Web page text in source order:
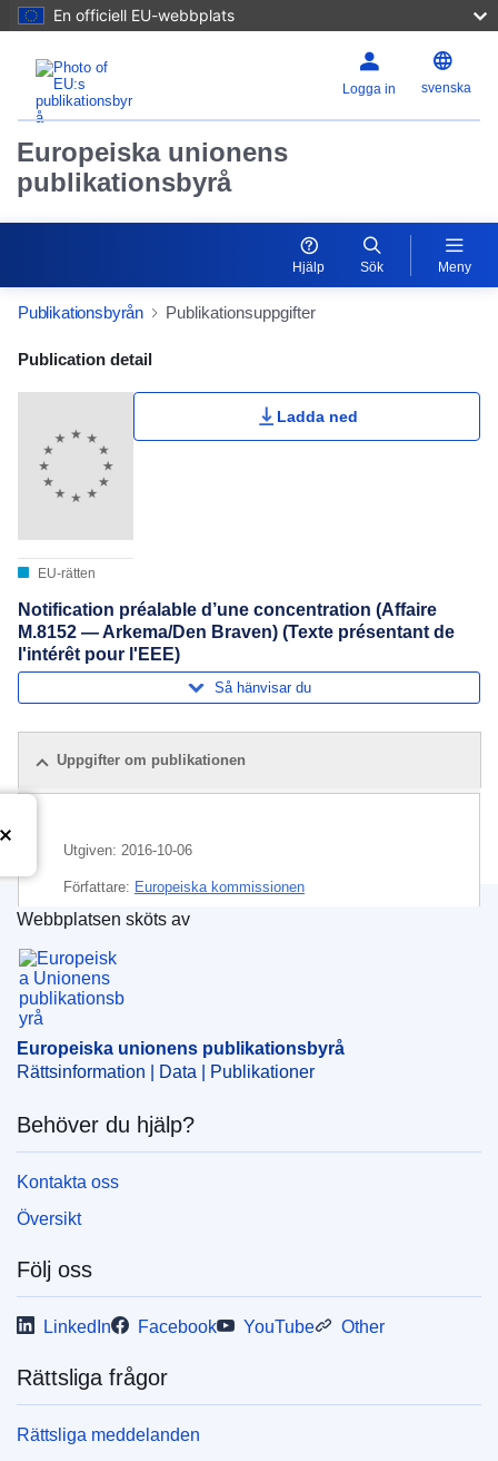
En officiell EU-webbplats
Logga in svenska
Europeiska unionens
publikationsbyrå
Hjälp Sök Meny
Publikationsbyrån Publikationsuppgifter
Publication Detail Actions Portlet
Publication detail
EU-rätten
Ladda ned
Notification préalable d’une concentration (Affaire
M.8152 — Arkema/Den Braven) (Texte présentant de
l'intérêt pour l'EEE)
Så hänvisar du
Uppgifter om publikationen
Utgiven: 2016-10-06
Författare: Europeiska kommissionen
kontroll av företagssammanslagning
CELEX : C2016/367/02
Europeiska unionens publikationsbyrå
Webbplatsen sköts av
Europeiska unionens publikationsbyrå
Rättsinformation | Data | Publikationer
Behöver du hjälp?
Kontakta oss
Översikt
Följ oss
LinkedIn Facebook YouTube Other
Rättsliga frågor
Rättsliga meddelanden